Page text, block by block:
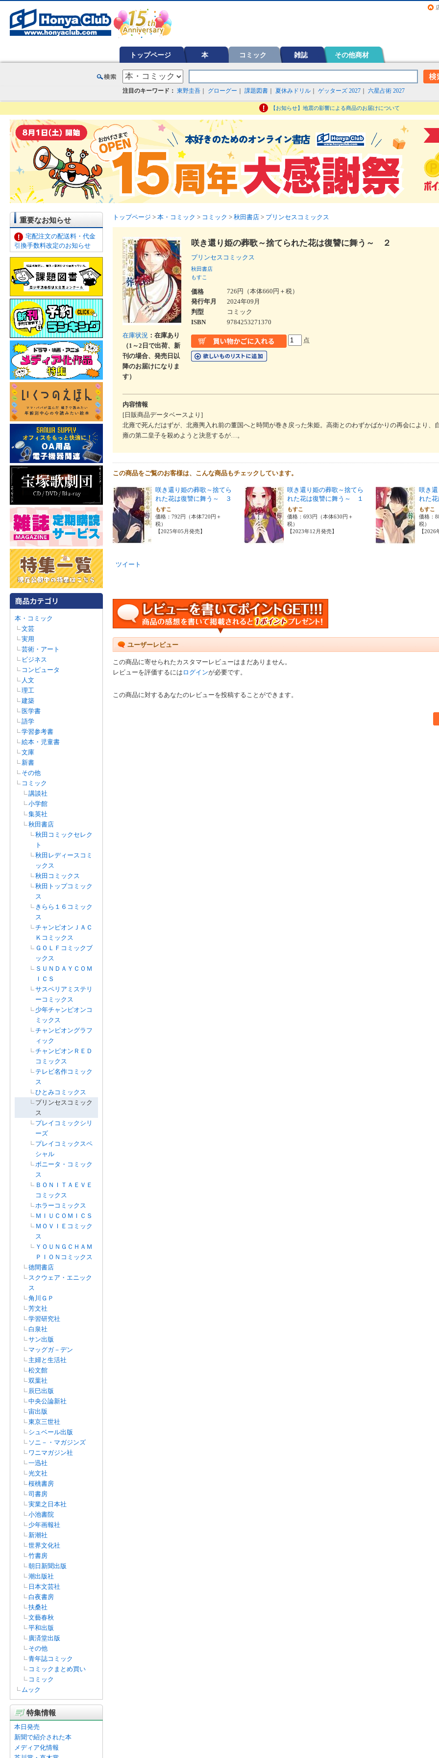
トップページ 本 コミック 雑誌 その他商材
注目のキーワード： 東野圭吾 グローグー 課題図書 夏休みドリル ゲッターズ 2027 六星占術 2027
【お知らせ】地震の影響による商品のお届けについて
重要なお知らせ
宅配注文の配送料・代金
引換手数料改定のお知らせ
本・コミック
文芸
実用
芸術・アート
ビジネス
コンピュータ
人文
理工
建築
医学書
語学
学習参考書
絵本・児童書
文庫
新書
その他
コミック
講談社
小学館
集英社
秋田書店
秋田コミックセレク
ト
秋田レディースコミ
ックス
秋田コミックス
秋田トップコミック
ス
きらら１６コミック
ス
チャンピオンＪＡＣ
Ｋコミックス
ＧＯＬＦコミックブ
ックス
ＳＵＮＤＡＹＣＯＭ
ＩＣＳ
サスペリアミステリ
ーコミックス
少年チャンピオンコ
ミックス
チャンピオングラフ
ィック
チャンピオンＲＥＤ
コミックス
テレビ名作コミック
ス
ひとみコミックス
プリンセスコミック
ス
プレイコミックシリ
ーズ
プレイコミックスペ
シャル
ボニータ・コミック
ス
ＢＯＮＩＴＡＥＶＥ
コミックス
ホラーコミックス
ＭＩＵＣＯＭＩＣＳ
ＭＯＶＩＥコミック
ス
ＹＯＵＮＧＣＨＡＭ
ＰＩＯＮコミックス
徳間書店
スクウェア・エニック
ス
角川ＧＰ
芳文社
学習研究社
白泉社
サン出版
マッグガ－デン
主婦と生活社
松文館
双葉社
辰巳出版
中央公論新社
宙出版
東京三世社
シュベール出版
ソニ－・マガジンズ
ワニマガジン社
一迅社
光文社
桜桃書房
司書房
実業之日本社
小池書院
少年画報社
新潮社
世界文化社
竹書房
朝日新聞出版
潮出版社
日本文芸社
白夜書房
扶桑社
文藝春秋
平和出版
廣済堂出版
その他
青年誌コミック
コミックまとめ買い
コミック
ムック
特集情報
本日発売
新聞で紹介された本
メディア化情報
トップページ > 本・コミック > コミック > 秋田書店 > プリンセスコミックス
在庫状況 ：在庫あり
（1～2日で出荷、新
刊の場合、発売日以
降のお届けになりま
す）
咲き還り姫の葬歌～捨てられた花は復讐に舞う～ ２
プリンセスコミックス
秋田書店
もすこ
価格
726円（本体660円＋税）
発行年月
2024年09月
判型
コミック
ISBN
9784253271370
点
内容情報
[日販商品データベースより]
北雍で死んだはずが、北雍輿入れ前の董国へと時間が巻き戻った朱姫。高衛とのわずかばかりの再会により、
雍の第二皇子を殺めようと決意するが…。
この商品をご覧のお客様は、こんな商品もチェックしています。
咲き還り姫の葬歌～捨てら
れた花は復讐に舞う～ ３
もすこ
価格：792円（本体720円＋
税）
【2025年05月発売】
咲き還り姫の葬歌～捨てら
れた花は復讐に舞う～ １
もすこ
価格：693円（本体630円＋
税）
【2023年12月発売】
咲き
れた
もすこ
価格：
税）
【2026
ツイート
ユーザーレビュー
この商品に寄せられたカスタマーレビューはまだありません。
レビューを評価するには ログインが必要です。
この商品に対するあなたのレビューを投稿することができます。